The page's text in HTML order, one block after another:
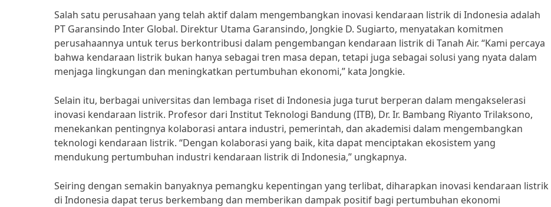
Salah satu perusahaan yang telah aktif dalam mengembangkan inovasi kendaraan listrik di Indonesia adalah
PT Garansindo Inter Global. Direktur Utama Garansindo, Jongkie D. Sugiarto, menyatakan komitmen
perusahaannya untuk terus berkontribusi dalam pengembangan kendaraan listrik di Tanah Air. “Kami percaya
bahwa kendaraan listrik bukan hanya sebagai tren masa depan, tetapi juga sebagai solusi yang nyata dalam
menjaga lingkungan dan meningkatkan pertumbuhan ekonomi,” kata Jongkie.
Selain itu, berbagai universitas dan lembaga riset di Indonesia juga turut berperan dalam mengakselerasi
inovasi kendaraan listrik. Profesor dari Institut Teknologi Bandung (ITB), Dr. Ir. Bambang Riyanto Trilaksono,
menekankan pentingnya kolaborasi antara industri, pemerintah, dan akademisi dalam mengembangkan
teknologi kendaraan listrik. “Dengan kolaborasi yang baik, kita dapat menciptakan ekosistem yang
mendukung pertumbuhan industri kendaraan listrik di Indonesia,” ungkapnya.
Seiring dengan semakin banyaknya pemangku kepentingan yang terlibat, diharapkan inovasi kendaraan listrik
di Indonesia dapat terus berkembang dan memberikan dampak positif bagi pertumbuhan ekonomi